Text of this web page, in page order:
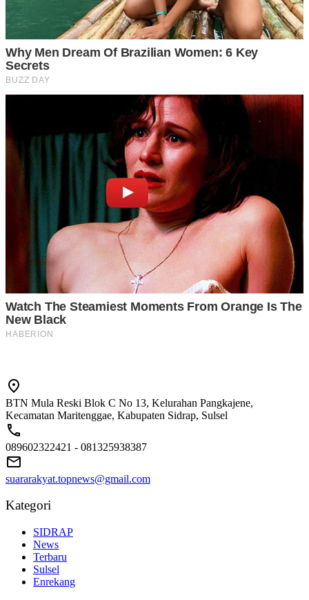
BTN Mula Reski Blok C No 13, Kelurahan Pangkajene,
Kecamatan Maritenggae, Kabupaten Sidrap, Sulsel
089602322421 - 081325938387
suararakyat.topnews@gmail.com
Kategori
SIDRAP
News
Terbaru
Sulsel
Enrekang